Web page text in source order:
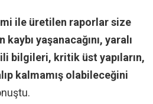
ile üretilen raporlar size
yaşanacağını, yaralı
bilgileri, kritik üst yapıların,
kalmamış olabileceğini